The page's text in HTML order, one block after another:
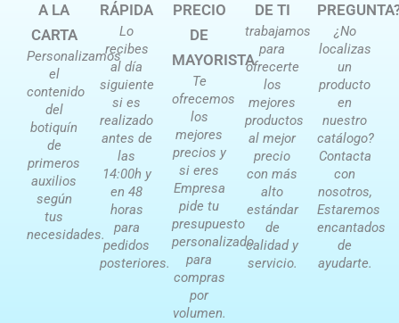
A LA
CARTA
Personalizamos
el
contenido
del
botiquín
de
primeros
auxilios
según
tus
necesidades.
RÁPIDA
Lo
recibes
al día
siguiente
si es
realizado
antes de
las
14:00h y
en 48
horas
para
pedidos
posteriores.
PRECIO
DE
MAYORISTA
Te
ofrecemos
los
mejores
precios y
si eres
Empresa
pide tu
presupuesto
personalizado
para
compras
por
volumen.
DE TI
trabajamos
para
ofrecerte
los
mejores
productos
al mejor
precio
con más
alto
estándar
de
calidad y
servicio.
¿No
localizas
un
producto
en
nuestro
catálogo?
Contacta
con
nosotros,
Estaremos
encantados
de
ayudarte.